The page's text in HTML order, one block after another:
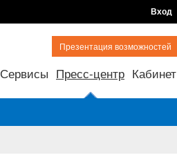
Вход
Презентация возможностей
Сервисы Пресс-центр Кабинет